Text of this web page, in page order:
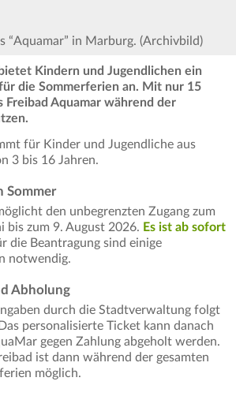
“Aquamar” in Marburg. (Archivbild)
Kindern und Jugendlichen ein
die Sommerferien an. Mit nur 15
Freibad Aquamar während der
für Kinder und Jugendliche aus
3 bis 16 Jahren.
Sommer
den unbegrenzten Zugang zum
bis zum 9. August 2026. Es ist ab sofort
die Beantragung sind einige
notwendig.
Abholung
durch die Stadtverwaltung folgt
personalisierte Ticket kann danach
gegen Zahlung abgeholt werden.
ist dann während der gesamten
möglich.